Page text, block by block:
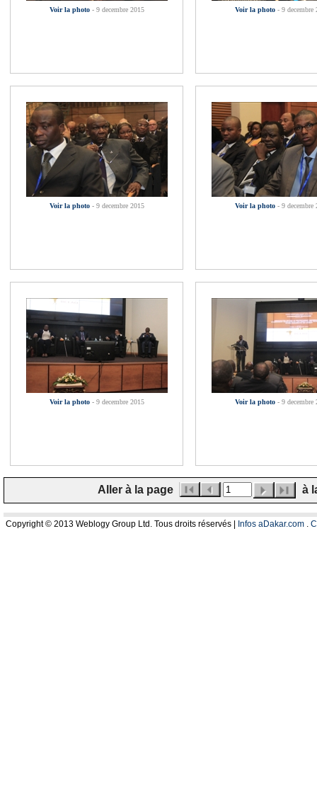
Voir la photo - 9 decembre 2015 Voir la photo - 9 decembre
Voir la photo - 9 decembre 2015 Voir la photo - 9 decembre
Voir la photo - 9 decembre 2015 Voir la photo - 9 decembre
Aller à la page à
Copyright © 2013 Weblogy Group Ltd. Tous droits réservés | Infos aDakar.com .